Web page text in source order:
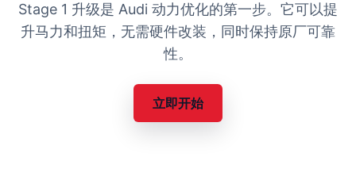
Stage 1 升级是 Audi 动力优化的第一步。它可以提
升马力和扭矩，无需硬件改装，同时保持原厂可靠
性。
立即开始